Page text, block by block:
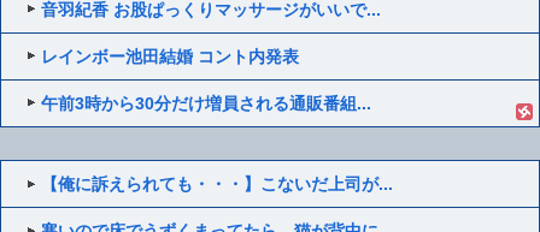
音羽紀香 お股ぱっくりマッサージがいいで...
レインボー池田結婚 コント内発表
午前3時から30分だけ増員される通販番組...
【俺に訴えられても・・・】こないだ上司が...